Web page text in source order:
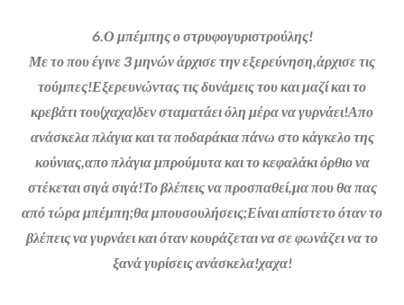
6.Ο μπέμπης ο στρυφογυριστρούλης!
Με το που έγινε 3 μηνών άρχισε την εξερεύνηση,άρχισε τις
τούμπες!Εξερευνώντας τις δυνάμεις του και μαζί και το
κρεβάτι του(χαχα)δεν σταματάει όλη μέρα να γυρνάει!Απο
ανάσκελα πλάγια και τα ποδαράκια πάνω στο κάγκελο της
κούνιας,απο πλάγια μπρούμυτα και το κεφαλάκι όρθιο να
στέκεται σιγά σιγά!Το βλέπεις να προσπαθεί,μα που θα πας
από τώρα μπέμπη;θα μπουσουλήσεις;Είναι απίστετο όταν το
βλέπεις να γυρνάει και όταν κουράζεται να σε φωνάζει να το
ξανά γυρίσεις ανάσκελα!χαχα!